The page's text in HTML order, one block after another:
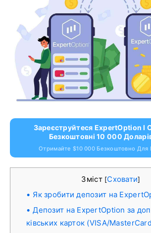
Зареєструйтеся ExpertOption І
Безкоштовні 10 000
Отримайте $10 000 Безкоштовно Для
Зміст [Сховати]
Як зробити депозит на
Депозит на ExpertOption за
ківських карток (VISA/